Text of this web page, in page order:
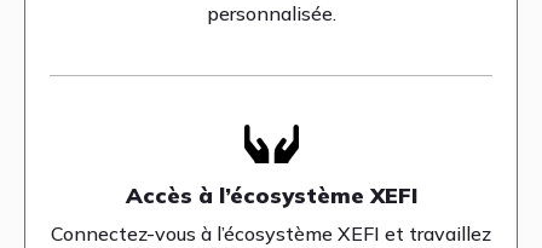
personnalisée.
Accès à l’écosystème XEFI
Connectez-vous à l’écosystème XEFI et travaillez